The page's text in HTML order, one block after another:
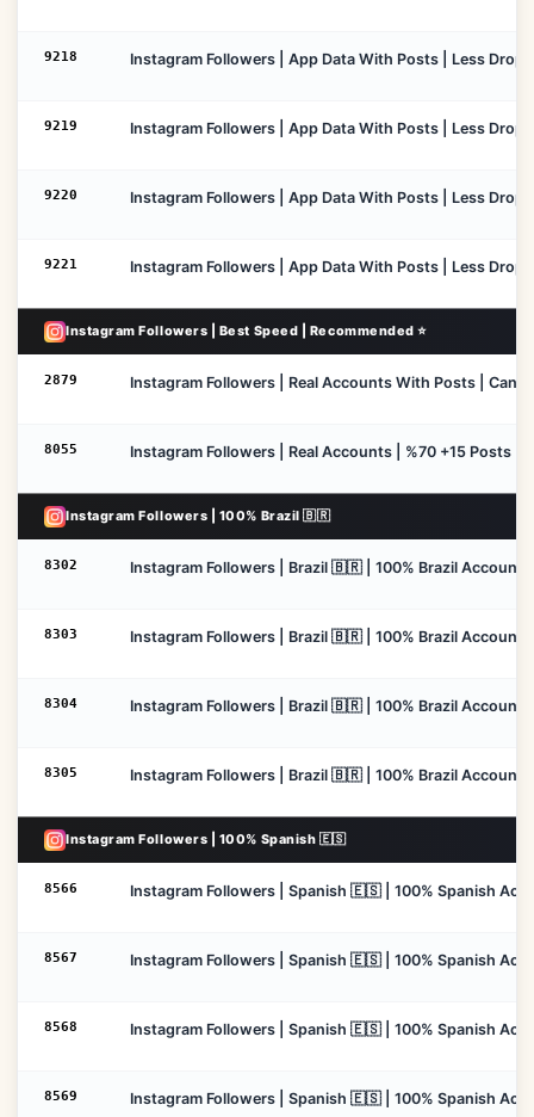
9218 Instagram Followers | App Data With Posts | Less
9219 Instagram Followers | App Data With Posts | Less
9220 Instagram Followers | App Data With Posts | Less
9221 Instagram Followers | App Data With Posts | Less
Instagram Followers | Best Speed | Recommended ⭐
2879 Instagram Followers | Real Accounts With Posts |
8055 Instagram Followers | Real Accounts | %70 +15 Posts
Instagram Followers | 100% Brazil 🇧🇷
8302 Instagram Followers | Brazil 🇧🇷 | 100% Brazil
8303 Instagram Followers | Brazil 🇧🇷 | 100% Brazil
8304 Instagram Followers | Brazil 🇧🇷 | 100% Brazil
8305 Instagram Followers | Brazil 🇧🇷 | 100% Brazil
Instagram Followers | 100% Spanish 🇪🇸
8566 Instagram Followers | Spanish 🇪🇸 | 100% Spanish
8567 Instagram Followers | Spanish 🇪🇸 | 100% Spanish
8568 Instagram Followers | Spanish 🇪🇸 | 100% Spanish
8569 Instagram Followers | Spanish 🇪🇸 | 100% Spanish